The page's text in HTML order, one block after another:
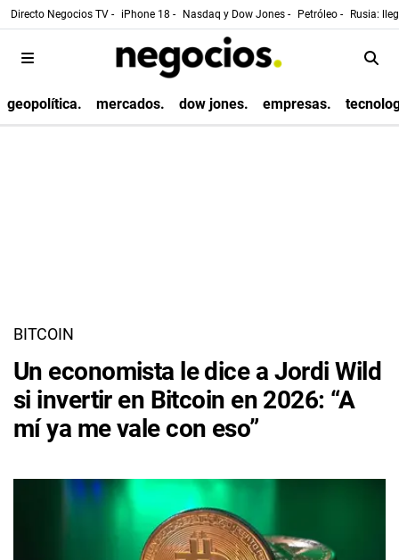
Directo Negocios TV - iPhone 18 - Nasdaq y Dow Jones - Petróleo - Rusia:
geopolítica. mercados. dow jones. empresas.
BITCOIN
Un economista le dice a Jordi Wild
si invertir en Bitcoin en 2026: “A
mí ya me vale con eso”